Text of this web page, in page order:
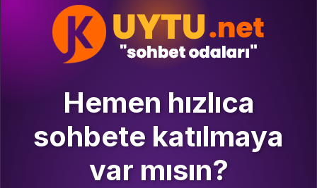
Hemen hızlıca
sohbete katılmaya
var mısın?